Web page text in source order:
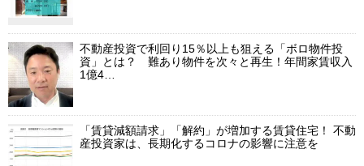
不動産投資で利回り15％以上も狙える「ボロ物件投
資」とは？ 難あり物件を次々と再生！年間家賃収入
1億4…
「賃貸減額請求」「解約」が増加する賃貸住宅！ 不動
産投資家は、長期化するコロナの影響に注意を